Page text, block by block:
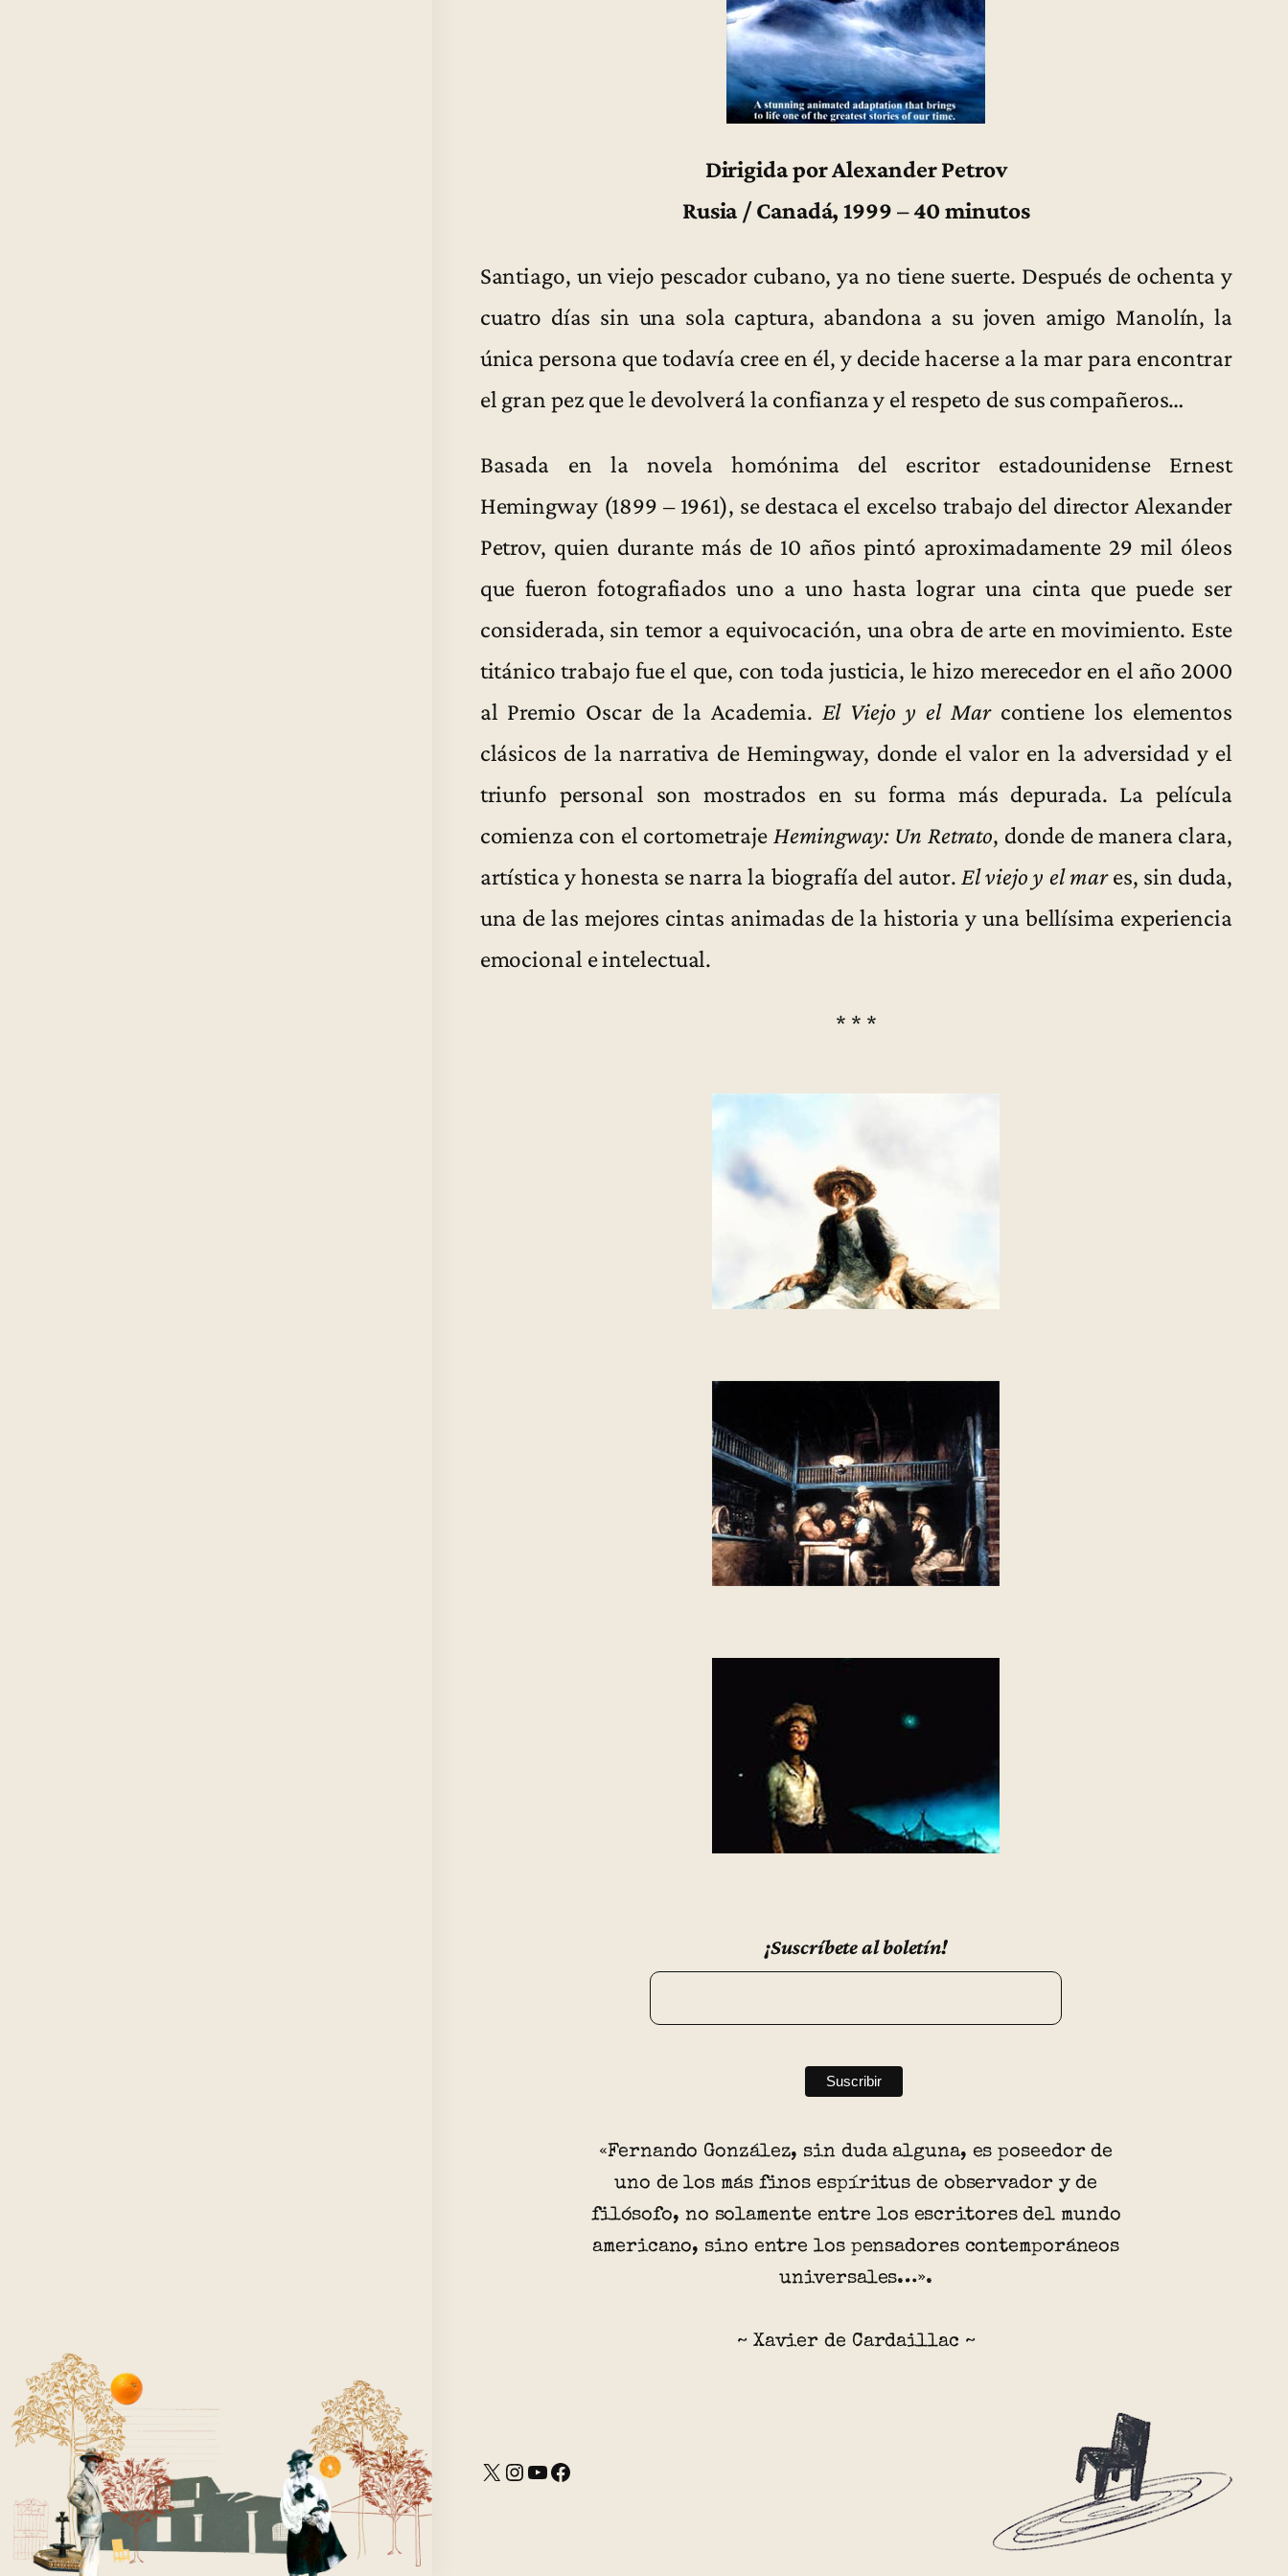
Dirigida por Alexander Petrov
Rusia / Canadá, 1999 – 40 minutos
Santiago, un viejo pescador cubano, ya no tiene suerte. Después de ochenta y
cuatro días sin una sola captura, abandona a su joven amigo Manolín, la
única persona que todavía cree en él, y decide hacerse a la mar para encontrar
el gran pez que le devolverá la confianza y el respeto de sus compañeros…
Basada en la novela homónima del escritor estadounidense Ernest
Hemingway (1899 – 1961), se destaca el excelso trabajo del director Alexander
Petrov, quien durante más de 10 años pintó aproximadamente 29 mil óleos
que fueron fotografiados uno a uno hasta lograr una cinta que puede ser
considerada, sin temor a equivocación, una obra de arte en movimiento. Este
titánico trabajo fue el que, con toda justicia, le hizo merecedor en el año 2000
al Premio Oscar de la Academia. El Viejo y el Marcontiene los elementos
clásicos de la narrativa de Hemingway, donde el valor en la adversidad y el
triunfo personal son mostrados en su forma más depurada. La película
comienza con el cortometraje Hemingway: Un Retrato, donde de manera clara,
artística y honesta se narra la biografía del autor. El viejo y el mares, sin duda,
una de las mejores cintas animadas de la historia y una bellísima experiencia
emocional e intelectual.
* * *
¡Suscríbete al boletín!
«Fernando González, sin duda alguna, es poseedor de
uno de los más finos espíritus de observador y de
filósofo, no solamente entre los escritores del mundo
americano, sino entre los pensadores contemporáneos
universales…».
~ Xavier de Cardaillac ~
X Instagram YouTube Facebook